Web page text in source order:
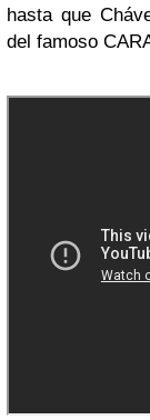
hasta que
del famoso